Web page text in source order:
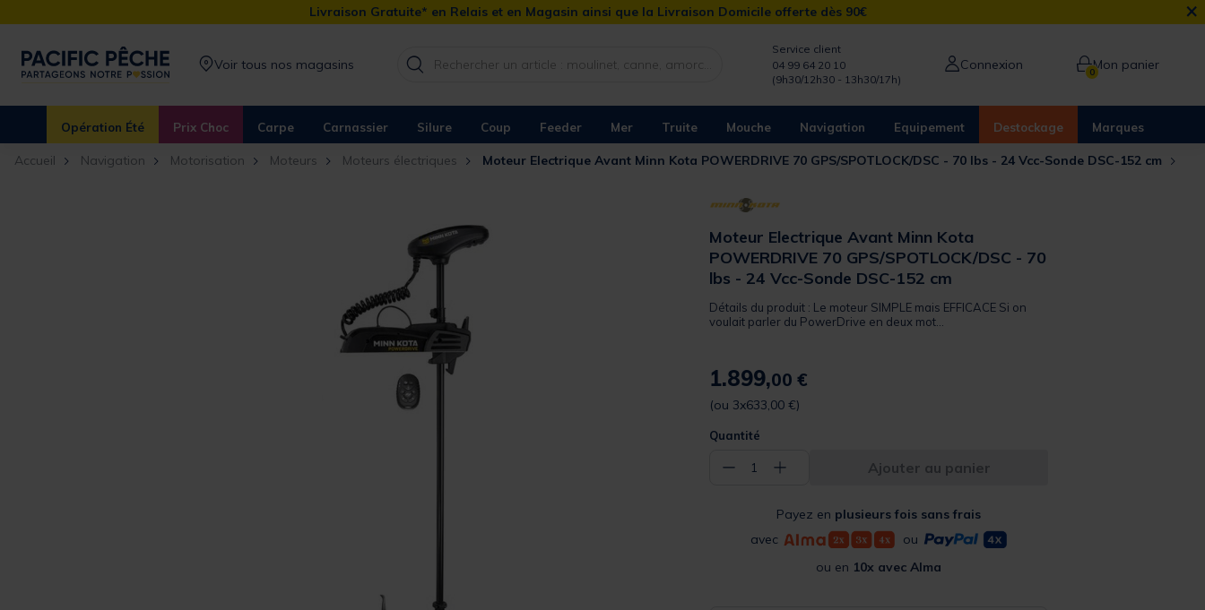
Livraison Gratuite* en Relais et en Magasin ainsi que la Livraison Domicile offerte dès 90€ ×
Voir tous nos magasins
Service client
04 99 64 20 10
(9h30/12h30 - 13h30/17h)
Connexion 0Mon panier
Opération Été Prix Choc Carpe Carnassier Silure Coup Feeder Mer Truite Mouche Navigation Equipement Destockage Marques
Accueil Navigation Motorisation Moteurs Moteurs électriques Moteur Electrique Avant Minn Kota POWERDRIVE 70 GPS/SPOTLOCK/DSC - 70 lbs - 24 Vcc-Sonde DSC-152 cm
Moteur Electrique Avant Minn Kota
POWERDRIVE 70 GPS/SPOTLOCK/DSC - 70
lbs - 24 Vcc-Sonde DSC-152 cm
Détails du produit : Le moteur SIMPLE mais EFFICACE Si on
voulait parler du PowerDrive en deux mot...
1.899,00 €
(ou 3x633,00 €)
Quantité
− 1 + Ajouter au panier
Payez en plusieurs fois sans frais
avec
ou
ou en 10x avec Alma